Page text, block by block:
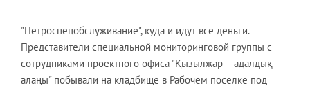
"Петроспецобслуживание", куда и идут все деньги.
Представители специальной мониторинговой группы с
сотрудниками проектного офиса "Қызылжар – адалдық
алаңы" побывали на кладбище в Рабочем посёлке под